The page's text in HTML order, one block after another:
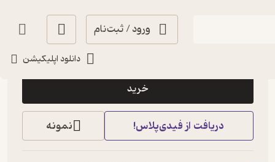
ورود / ثبت‌نام
دانلود اپلیکیشن
55,200تومان
خرید
دریافت از فیدی‌پلاس! نمونه